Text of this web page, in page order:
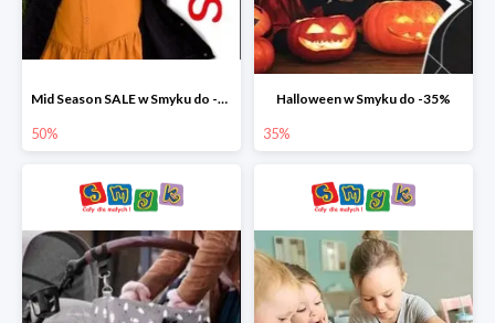
Mid Season SALE w Smyku do -50%
50%
Halloween w Smyku do -35%
35%